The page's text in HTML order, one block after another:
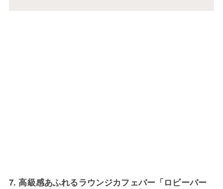
7. 高級感あふれるラウンジカフェバー「ロビーバー